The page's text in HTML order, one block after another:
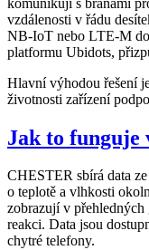
vzdálenosti v řádu
NB-IoT nebo LTE-M
platformu Ubidots,
Hlavní výhodou řešení
životnosti zařízení
Jak to funguje
CHESTER sbírá data
o teplotě a vlhkosti
zobrazují v
reakci. Data jsou
chytré telefony.